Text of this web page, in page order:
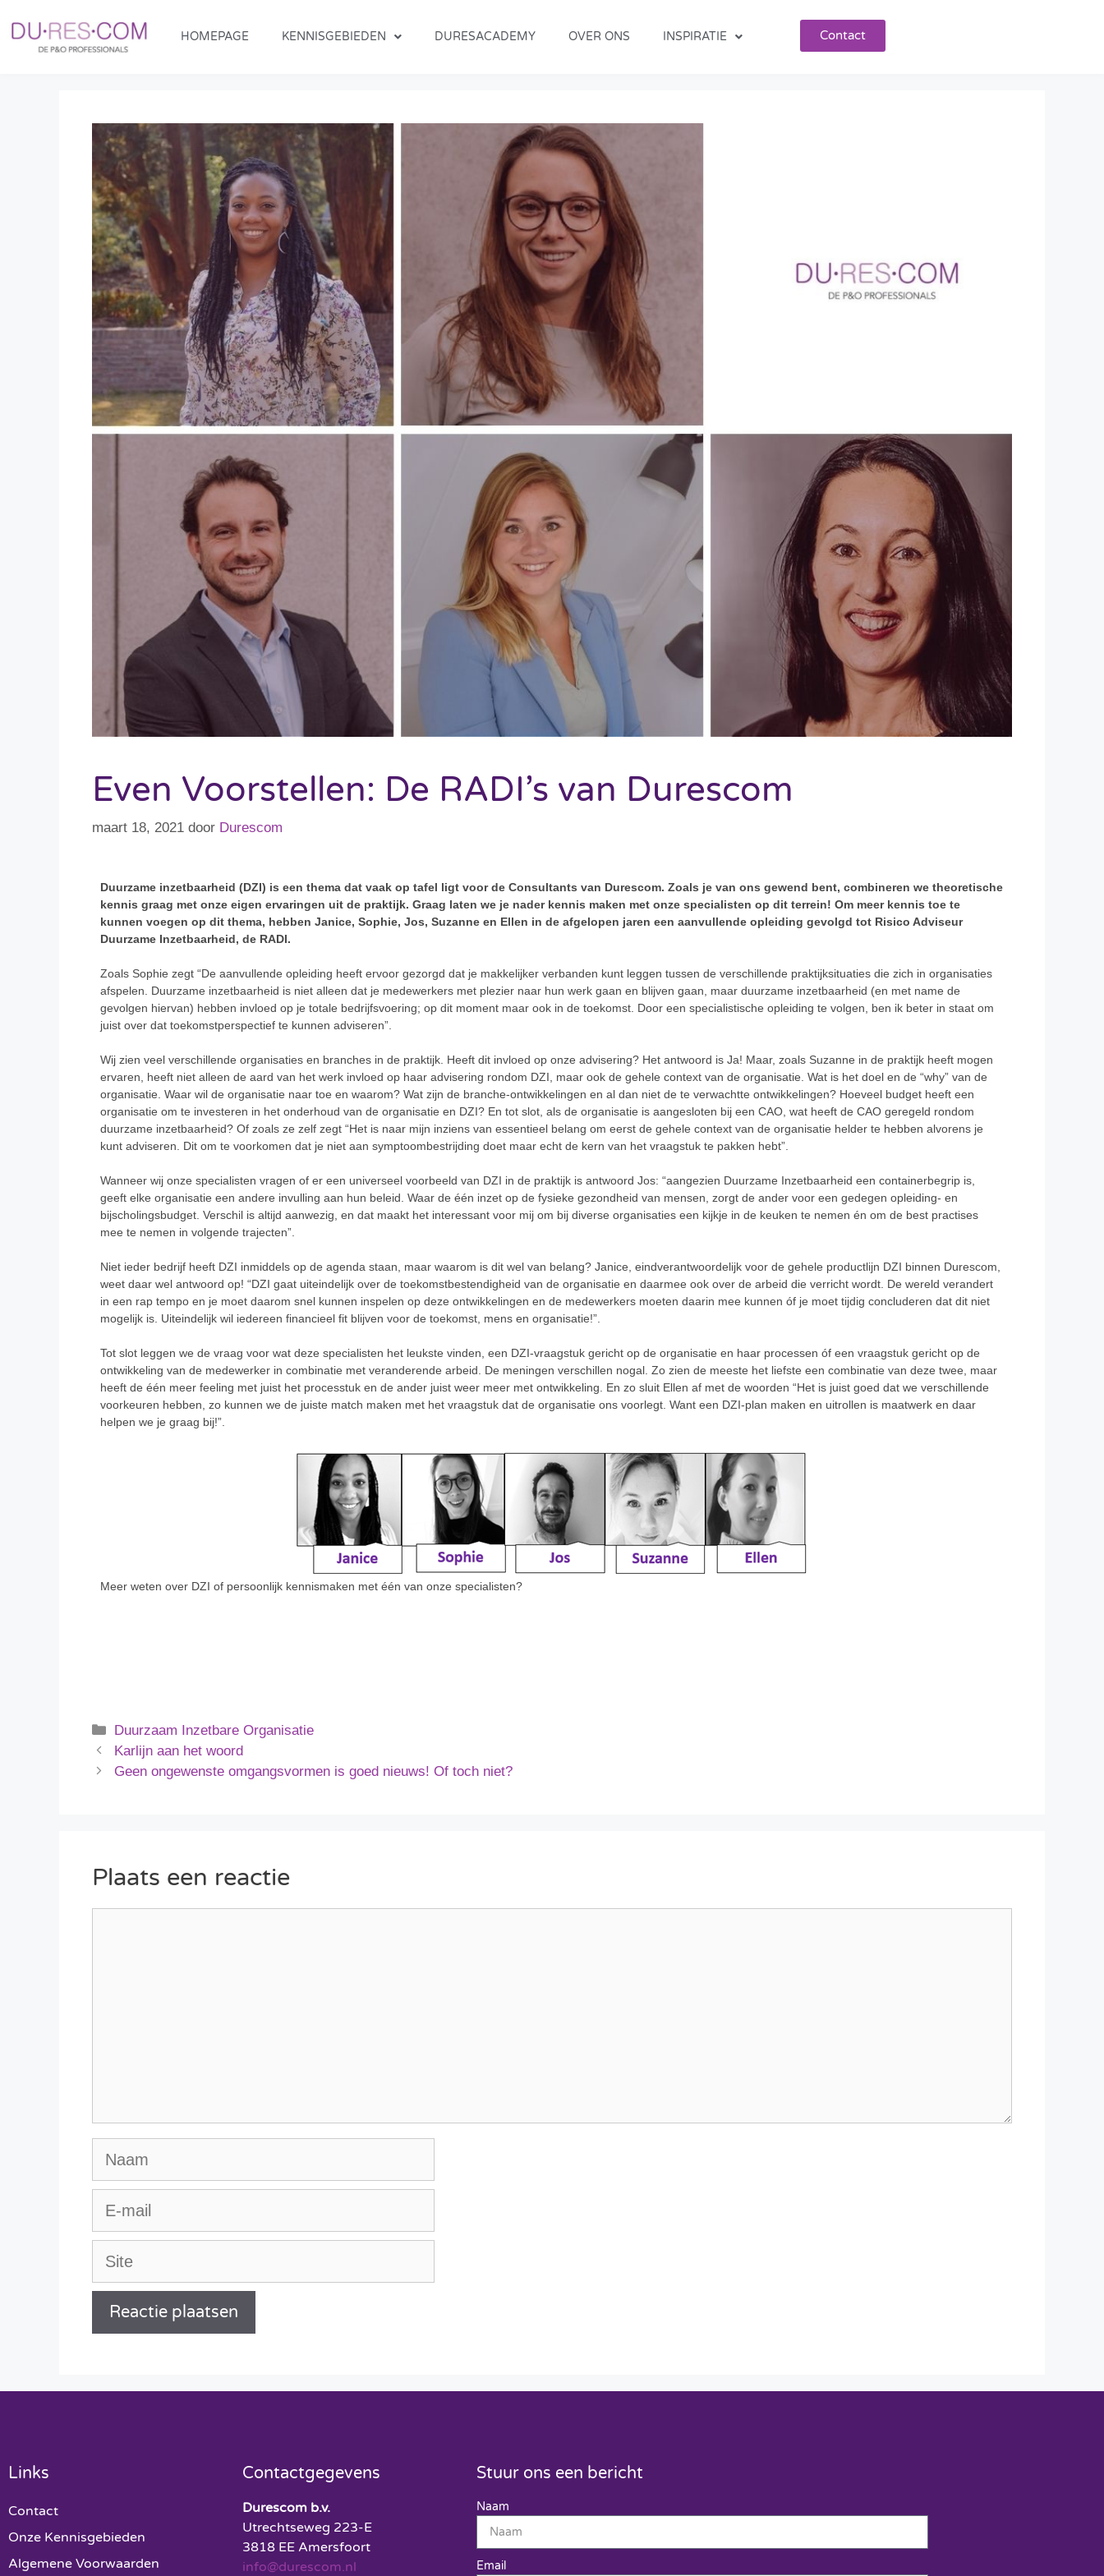
HOMEPAGE KENNISGEBIEDEN DURESACADEMY OVER ONS INSPIRATIE Contact
Even Voorstellen: De RADI’s van Durescom
maart 18, 2021 door Durescom
Duurzame inzetbaarheid (DZI) is een thema dat vaak op tafel ligt voor de Consultants van Durescom. Zoals je van ons gewend bent, combineren we theoretische
kennis graag met onze eigen ervaringen uit de praktijk. Graag laten we je nader kennis maken met onze specialisten op dit terrein! Om meer kennis toe te
kunnen voegen op dit thema, hebben Janice, Sophie, Jos, Suzanne en Ellen in de afgelopen jaren een aanvullende opleiding gevolgd tot Risico Adviseur
Duurzame Inzetbaarheid, de RADI.
Zoals Sophie zegt “De aanvullende opleiding heeft ervoor gezorgd dat je makkelijker verbanden kunt leggen tussen de verschillende praktijksituaties die zich in organisaties
afspelen. Duurzame inzetbaarheid is niet alleen dat je medewerkers met plezier naar hun werk gaan en blijven gaan, maar duurzame inzetbaarheid (en met name de
gevolgen hiervan) hebben invloed op je totale bedrijfsvoering; op dit moment maar ook in de toekomst. Door een specialistische opleiding te volgen, ben ik beter in staat om
juist over dat toekomstperspectief te kunnen adviseren”.
Wij zien veel verschillende organisaties en branches in de praktijk. Heeft dit invloed op onze advisering? Het antwoord is Ja! Maar, zoals Suzanne in de praktijk heeft mogen
ervaren, heeft niet alleen de aard van het werk invloed op haar advisering rondom DZI, maar ook de gehele context van de organisatie. Wat is het doel en de “why” van de
organisatie. Waar wil de organisatie naar toe en waarom? Wat zijn de branche-ontwikkelingen en al dan niet de te verwachtte ontwikkelingen? Hoeveel budget heeft een
organisatie om te investeren in het onderhoud van de organisatie en DZI? En tot slot, als de organisatie is aangesloten bij een CAO, wat heeft de CAO geregeld rondom
duurzame inzetbaarheid? Of zoals ze zelf zegt “Het is naar mijn inziens van essentieel belang om eerst de gehele context van de organisatie helder te hebben alvorens je
kunt adviseren. Dit om te voorkomen dat je niet aan symptoombestrijding doet maar echt de kern van het vraagstuk te pakken hebt”.
Wanneer wij onze specialisten vragen of er een universeel voorbeeld van DZI in de praktijk is antwoord Jos: “aangezien Duurzame Inzetbaarheid een containerbegrip is,
geeft elke organisatie een andere invulling aan hun beleid. Waar de één inzet op de fysieke gezondheid van mensen, zorgt de ander voor een gedegen opleiding- en
bijscholingsbudget. Verschil is altijd aanwezig, en dat maakt het interessant voor mij om bij diverse organisaties een kijkje in de keuken te nemen én om de best practises
mee te nemen in volgende trajecten”.
Niet ieder bedrijf heeft DZI inmiddels op de agenda staan, maar waarom is dit wel van belang? Janice, eindverantwoordelijk voor de gehele productlijn DZI binnen Durescom,
weet daar wel antwoord op! “DZI gaat uiteindelijk over de toekomstbestendigheid van de organisatie en daarmee ook over de arbeid die verricht wordt. De wereld verandert
in een rap tempo en je moet daarom snel kunnen inspelen op deze ontwikkelingen en de medewerkers moeten daarin mee kunnen óf je moet tijdig concluderen dat dit niet
mogelijk is. Uiteindelijk wil iedereen financieel fit blijven voor de toekomst, mens en organisatie!”.
Tot slot leggen we de vraag voor wat deze specialisten het leukste vinden, een DZI-vraagstuk gericht op de organisatie en haar processen óf een vraagstuk gericht op de
ontwikkeling van de medewerker in combinatie met veranderende arbeid. De meningen verschillen nogal. Zo zien de meeste het liefste een combinatie van deze twee, maar
heeft de één meer feeling met juist het processtuk en de ander juist weer meer met ontwikkeling. En zo sluit Ellen af met de woorden “Het is juist goed dat we verschillende
voorkeuren hebben, zo kunnen we de juiste match maken met het vraagstuk dat de organisatie ons voorlegt. Want een DZI-plan maken en uitrollen is maatwerk en daar
helpen we je graag bij!”.
Meer weten over DZI of persoonlijk kennismaken met één van onze specialisten?
Duurzaam Inzetbare Organisatie
Karlijn aan het woord
Geen ongewenste omgangsvormen is goed nieuws! Of toch niet?
Plaats een reactie
Links
Contact
Onze Kennisgebieden
Algemene Voorwaarden
Contactgegevens
Durescom b.v.
Utrechtseweg 223-E
3818 EE Amersfoort
info@durescom.nl
Stuur ons een bericht
Naam
Email